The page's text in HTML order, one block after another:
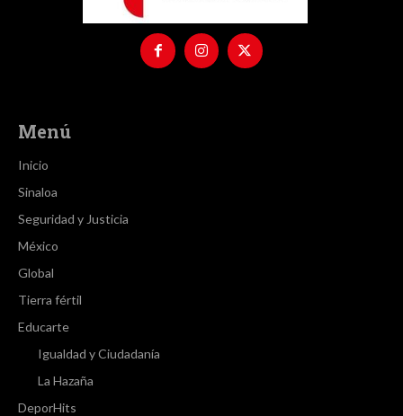
Menú
Inicio
Sinaloa
Seguridad y Justicia
México
Global
Tierra fértil
Educarte
Igualdad y Ciudadanía
La Hazaña
DeporHits